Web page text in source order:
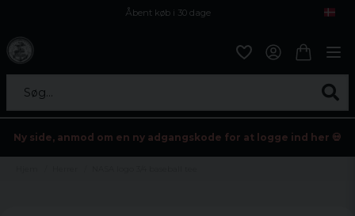
Åbent køb i 30 dage
Søg...
Ny side, anmod om en ny adgangskode for at logge ind her 💀